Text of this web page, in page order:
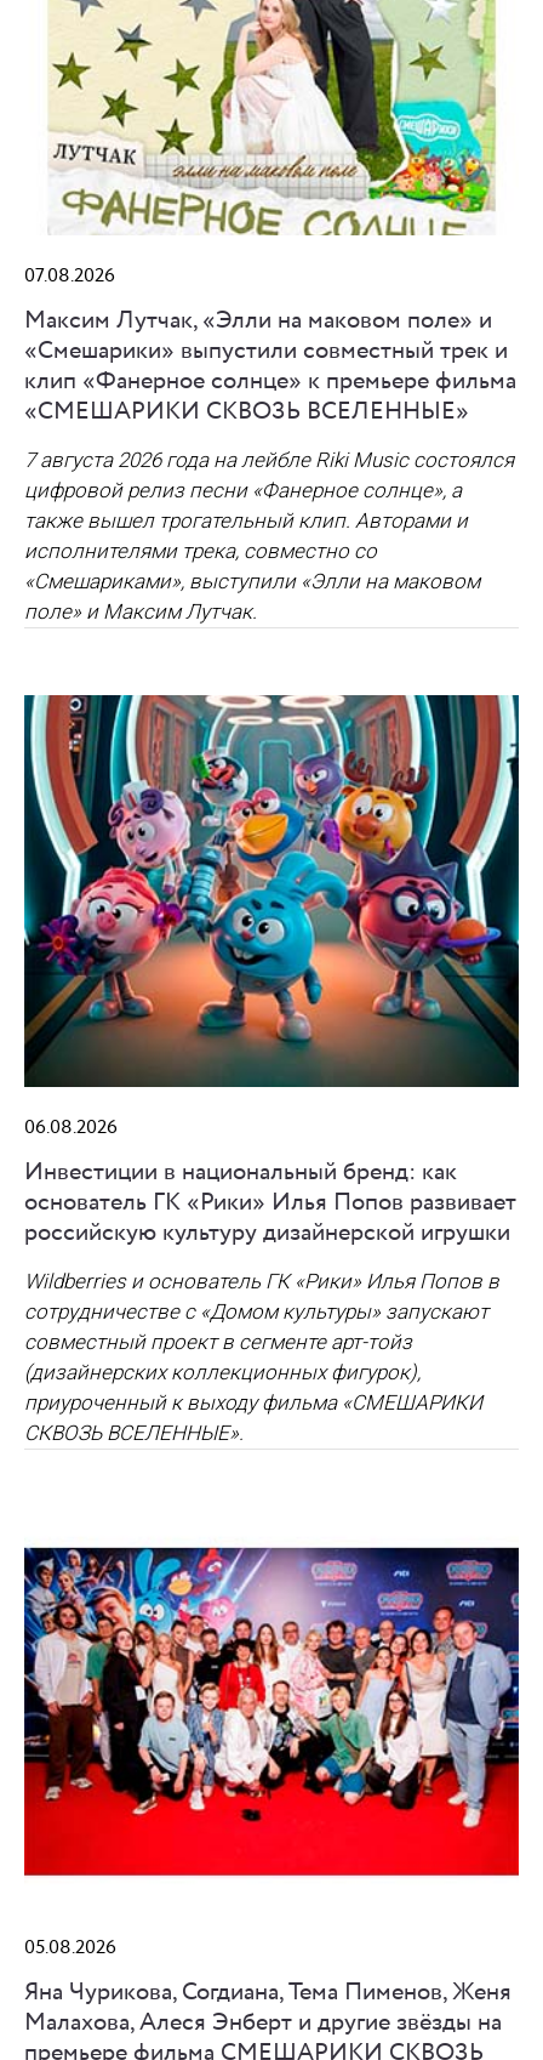
07.08.2026
Максим Лутчак, «Элли на маковом поле» и
«Смешарики» выпустили совместный трек и
клип «Фанерное солнце» к премьере фильма
«СМЕШАРИКИ СКВОЗЬ ВСЕЛЕННЫЕ»
7 августа 2026 года на лейбле Riki Music состоялся
цифровой релиз песни «Фанерное солнце», а
также вышел трогательный клип. Авторами и
исполнителями трека, совместно со
«Смешариками», выступили «Элли на маковом
поле» и Максим Лутчак.
06.08.2026
Инвестиции в национальный бренд: как
основатель ГК «Рики» Илья Попов развивает
российскую культуру дизайнерской игрушки
Wildberries и основатель ГК «Рики» Илья Попов в
сотрудничестве с «Домом культуры» запускают
совместный проект в сегменте арт-тойз
(дизайнерских коллекционных фигурок),
приуроченный к выходу фильма «СМЕШАРИКИ
СКВОЗЬ ВСЕЛЕННЫЕ».
05.08.2026
Яна Чурикова, Согдиана, Тема Пименов, Женя
Малахова, Алеся Энберт и другие звёзды на